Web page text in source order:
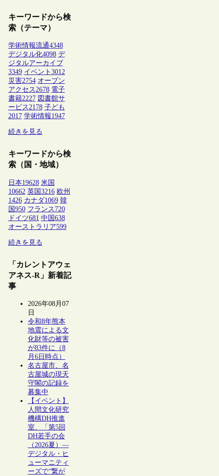
キーワードから検
索（テーマ）
学術情報流通4348
デジタル化4098 デ
ジタルアーカイブ
3349 イベント 3012
災害2754 オープン
アクセス2678 電子
書籍2227 図書館サ
ービス2178 子ども
2017 学術情報1947
続きを見る
キーワードから検
索（国・地域）
日本19628 米国
10662 英国 3216 欧州
1426 カナダ1069 韓
国 950 フランス 720
ドイツ681 中国 638
オーストラリア599
続きを見る
「カレントアウェ
アネス-R」新着記
事
2026年08月07
日
令和8年熊本
地震による文
化財等の被害
が83件に（8
月6日時点）
名古屋市、名
古屋城の現天
守閣の記録を
募集中
【イベント】
人間文化研究
機構DH推進
室、「第5回
DH若手の会
（2026夏）―
デジタル・ヒ
ューマニティ
ーズで“繋が